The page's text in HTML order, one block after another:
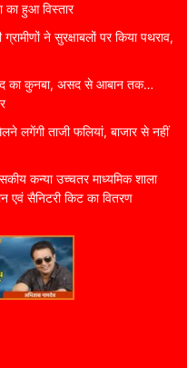
का हुआ विस्तार
ने सुरक्षाबलों पर किया पथराव,
का कुनबा, असद से आबान तक…
लगेंगी ताजी फलियां, बाजार से नहीं
कन्या उच्चतर माध्यमिक शाला
एवं सैनिटरी किट का वितरण